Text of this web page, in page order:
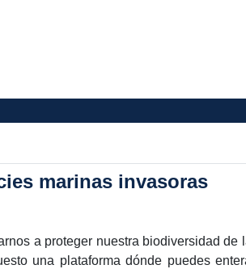
marinas invasoras
a proteger nuestra biodiversidad
una plataforma dónde puedes